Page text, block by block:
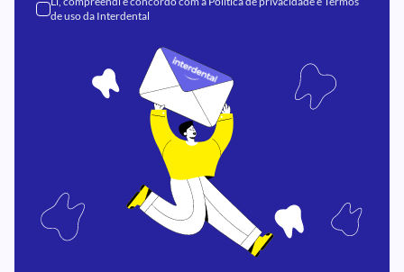
de usoda Interdental